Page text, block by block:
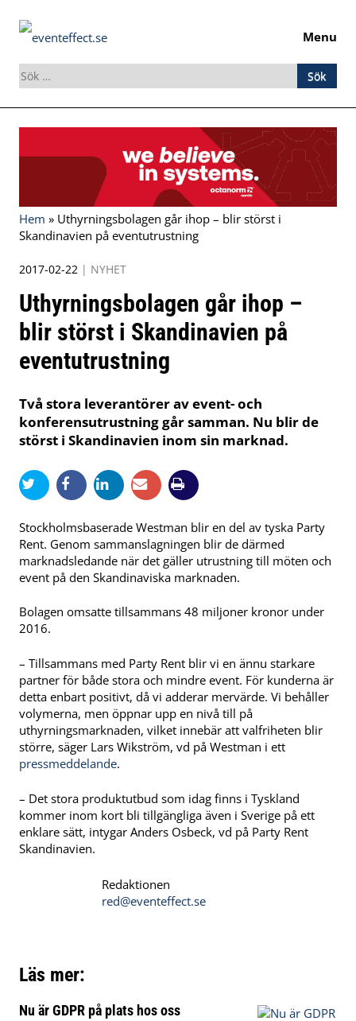
Menu
Sök
efter:
Hem » Uthyrningsbolagen går ihop – blir störst i
Skandinavien på eventutrustning
2017-02-22 | NYHET
Uthyrningsbolagen går ihop –
blir störst i Skandinavien på
eventutrustning
Två stora leverantörer av event- och
konferensutrustning går samman. Nu blir de
störst i Skandinavien inom sin marknad.
Stockholmsbaserade Westman blir en del av tyska Party
Rent. Genom sammanslagningen blir de därmed
marknadsledande när det gäller utrustning till möten och
event på den Skandinaviska marknaden.
Bolagen omsatte tillsammans 48 miljoner kronor under
2016.
– Tillsammans med Party Rent blir vi en ännu starkare
partner för både stora och mindre event. För kunderna är
detta enbart positivt, då vi adderar mervärde. Vi behåller
volymerna, men öppnar upp en nivå till på
uthyrningsmarknaden, vilket innebär att valfriheten blir
större, säger Lars Wikström, vd på Westman i ett
pressmeddelande.
– Det stora produktutbud som idag finns i Tyskland
kommer inom kort bli tillgängliga även i Sverige på ett
enklare sätt, intygar Anders Osbeck, vd på Party Rent
Skandinavien.
Redaktionen
red@eventeffect.se
Läs mer:
Nu är GDPR på plats hos oss